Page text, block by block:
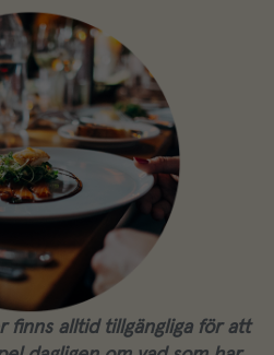
finns alltid tillgängliga för att